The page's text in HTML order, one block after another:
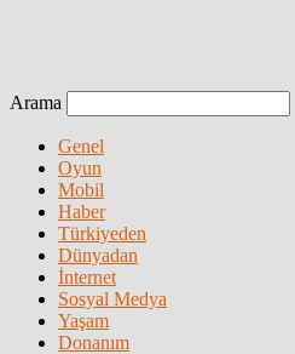
Arama
Genel
Oyun
Mobil
Haber
Türkiyeden
Dünyadan
İnternet
Sosyal Medya
Yaşam
Donanım